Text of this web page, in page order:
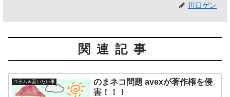
川口ゲン
関連記事
コラム＆言いたい事
のまネコ問題 avexが著作権を侵
害！！！